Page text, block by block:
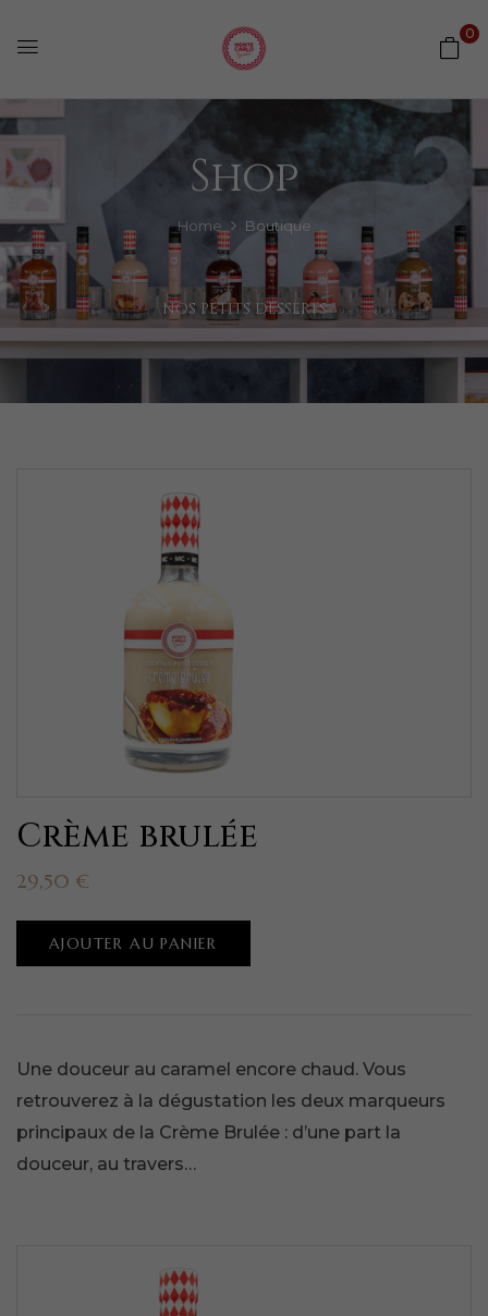
0
Shop
Home Boutique
NOS PETITS DESSERTS
Crème brulée
29,50 €
AJOUTER AU PANIER
Une douceur au caramel encore chaud. Vous
retrouverez à la dégustation les deux marqueurs
principaux de la Crème Brulée : d’une part la
douceur, au travers…